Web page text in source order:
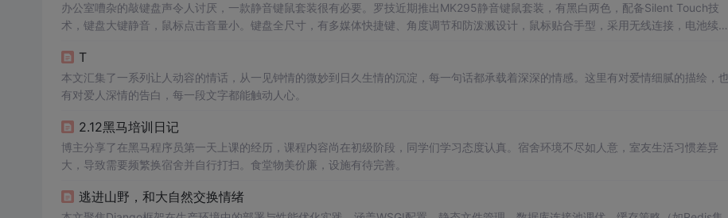
办公室嘈杂的敲键盘声令人讨厌，一款静音键鼠套装很有必要。罗技近期推出MK295静音键鼠套装，有黑白两色，配备Silent Touch技
术，键盘大键静音，鼠标点击音量小。键盘全尺寸，有多媒体快捷键、角度调节和防泼溅设计，鼠标贴合手型，采用无线连接，电池续航
T
本文汇集了一系列让人动容的情话，从一见钟情的微妙到日久生情的沉淀，每一句话都承载着深深的情感。这里有对爱情细腻的描绘，也
有对爱人深情的告白，每一段文字都能触动人心。
2.12黑马培训日记
博主分享了在黑马程序员第一天上课的经历，课程内容尚在初级阶段，同学们学习态度认真。宿舍环境不尽如人意，室友生活习惯差异
大，导致需要频繁换宿舍并自行打扫。食堂物美价廉，设施有待完善。
逃进山野，和大自然交换情绪